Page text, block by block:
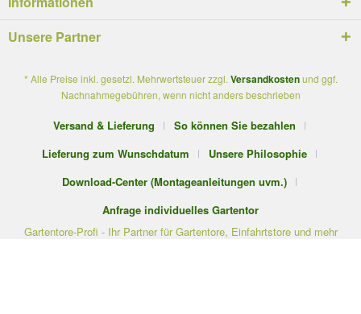
Unsere Partner
* Alle Preise inkl. gesetzl. Mehrwertsteuer zzgl. Versandkostenund ggf.
Nachnahmegebühren, wenn nicht anders beschrieben
Versand & Lieferung
So können Sie bezahlen
Lieferung zum Wunschdatum
Unsere Philosophie
Download-Center (Montageanleitungen uvm.)
Anfrage individuelles Gartentor
Gartentore-Profi - Ihr Partner für Gartentore, Einfahrtstore und mehr